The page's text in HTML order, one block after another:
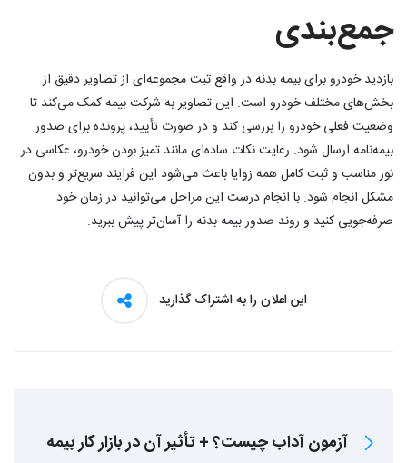
جمع‌بندی
بازدید خودرو برای بیمه بدنه در واقع ثبت مجموعه‌ای از تصاویر دقیق از
بخش‌های مختلف خودرو است. این تصاویر به شرکت بیمه کمک می‌کند تا
وضعیت فعلی خودرو را بررسی کند و در صورت تأیید، پرونده برای صدور
بیمه‌نامه ارسال شود. رعایت نکات ساده‌ای مانند تمیز بودن خودرو، عکاسی در
نور مناسب و ثبت کامل همه زوایا باعث می‌شود این فرایند سریع‌تر و بدون
مشکل انجام شود. با انجام درست این مراحل می‌توانید در زمان خود
صرفه‌جویی کنید و روند صدور بیمه بدنه را آسان‌تر پیش ببرید.
این اعلان را به اشتراک گذارید
آزمون آداب چیست؟ + تأثیر آن در بازار کار بیمه